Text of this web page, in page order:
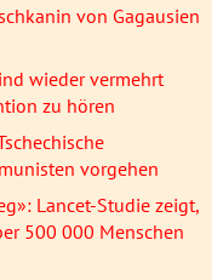
von Gagausien
wieder vermehrt
zu hören
vorgehen
Lancet-Studie zeigt,
500 000 Menschen